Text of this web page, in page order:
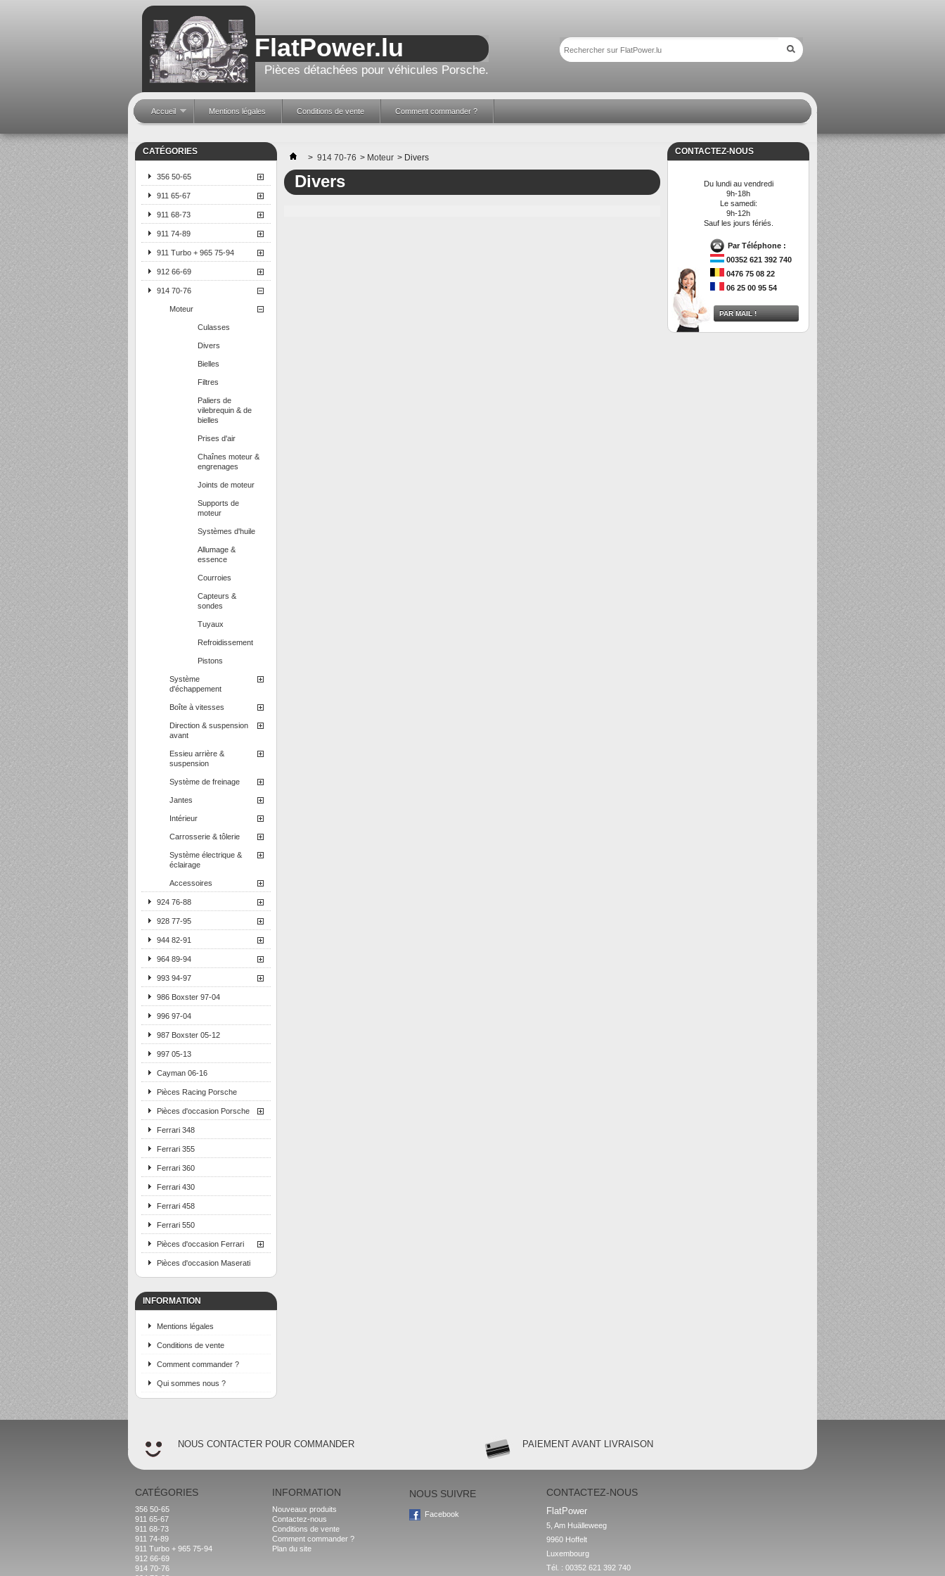
FlatPower.lu
Pièces détachées pour véhicules Porsche.
Accueil Mentions légales Conditions de vente Comment commander ?
CATÉGORIES
356 50-65
911 65-67
911 68-73
911 74-89
911 Turbo + 965 75-94
912 66-69
914 70-76
Moteur
Culasses
Divers
Bielles
Filtres
Paliers de
vilebrequin & de
bielles
Prises d'air
Chaînes moteur &
engrenages
Joints de moteur
Supports de
moteur
Systèmes d'huile
Allumage &
essence
Courroies
Capteurs &
sondes
Tuyaux
Refroidissement
Pistons
Système
d'échappement
Boîte à vitesses
Direction & suspension
avant
Essieu arrière &
suspension
Système de freinage
Jantes
Intérieur
Carrosserie & tôlerie
Système électrique &
éclairage
Accessoires
924 76-88
928 77-95
944 82-91
964 89-94
993 94-97
986 Boxster 97-04
996 97-04
987 Boxster 05-12
997 05-13
Cayman 06-16
Pièces Racing Porsche
Pièces d'occasion Porsche
Ferrari 348
Ferrari 355
Ferrari 360
Ferrari 430
Ferrari 458
Ferrari 550
Pièces d'occasion Ferrari
Pièces d'occasion Maserati
INFORMATION
Mentions légales
Conditions de vente
Comment commander ?
Qui sommes nous ?
> 914 70-76 > Moteur > Divers
Divers
CONTACTEZ-NOUS
Du lundi au vendredi
9h-18h
Le samedi:
9h-12h
Sauf les jours fériés.
Par Téléphone :
00352 621 392 740
0476 75 08 22
06 25 00 95 54
PAR MAIL !
NOUS CONTACTER POUR COMMANDER PAIEMENT AVANT LIVRAISON
CATÉGORIES
356 50-65
911 65-67
911 68-73
911 74-89
911 Turbo + 965 75-94
912 66-69
914 70-76
INFORMATION
Nouveaux produits
Contactez-nous
Conditions de vente
Comment commander ?
Plan du site
NOUS SUIVRE
Facebook
CONTACTEZ-NOUS
FlatPower
5, Am Huälleweeg
9960 Hoffelt
Luxembourg
Tél. : 00352 621 392 740